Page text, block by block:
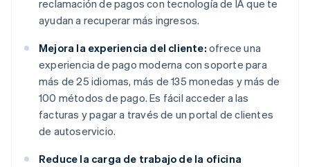
reclamación de pagos con tecnología de IA que te
ayudan a recuperar más ingresos.
Mejora la experiencia del cliente: ofrece una
experiencia de pago moderna con soporte para
más de 25 idiomas, más de 135 monedas y más de
100 métodos de pago. Es fácil acceder a las
facturas y pagar a través de un portal de clientes
de autoservicio.
Reduce la carga de trabajo de la oficina